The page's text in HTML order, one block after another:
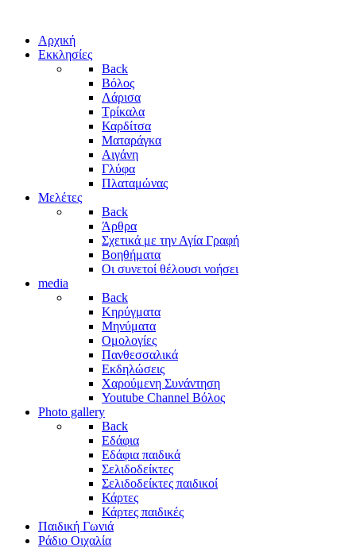
Αρχική
Εκκλησίες
Back
Βόλος
Λάρισα
Τρίκαλα
Καρδίτσα
Ματαράγκα
Αιγάνη
Γλύφα
Πλαταμώνας
Μελέτες
Back
Άρθρα
Σχετικά με την Αγία Γραφή
Βοηθήματα
Οι συνετοί θέλουσι νοήσει
media
Back
Κηρύγματα
Μηνύματα
Ομολογίες
Πανθεσσαλικά
Εκδηλώσεις
Χαρούμενη Συνάντηση
Youtube Channel Βόλος
Photo gallery
Back
Εδάφια
Εδάφια παιδικά
Σελιδοδείκτες
Σελιδοδείκτες παιδικοί
Κάρτες
Κάρτες παιδικές
Παιδική Γωνιά
Ράδιο Οιχαλία